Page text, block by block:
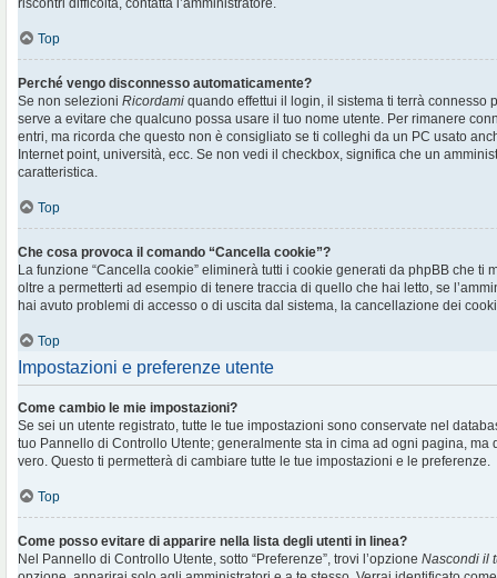
riscontri difficoltà, contatta l’amministratore.
Top
Perché vengo disconnesso automaticamente?
Se non selezioni Ricordami quando effettui il login, il sistema ti terrà connesso
serve a evitare che qualcuno possa usare il tuo nome utente. Per rimanere
entri, ma ricorda che questo non è consigliato se ti colleghi da un PC usato
Internet point, università, ecc. Se non vedi il checkbox, significa che un
caratteristica.
Top
Che cosa provoca il comando “Cancella cookie”?
La funzione “Cancella cookie” eliminerà tutti i cookie generati da phpBB che ti
oltre a permetterti ad esempio di tenere traccia di quello che hai letto, se
hai avuto problemi di accesso o di uscita dal sistema, la cancellazione dei
Top
Impostazioni e preferenze utente
Come cambio le mie impostazioni?
Se sei un utente registrato, tutte le tue impostazioni sono conservate nel
tuo Pannello di Controllo Utente; generalmente sta in cima ad ogni pagina, ma
vero. Questo ti permetterà di cambiare tutte le tue impostazioni e le preferenze.
Top
Come posso evitare di apparire nella lista degli utenti in linea?
Nel Pannello di Controllo Utente, sotto “Preferenze”, trovi l’opzione Nascondi il